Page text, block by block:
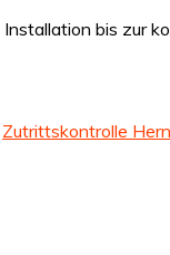
bis zur
Zutrittskontrolle